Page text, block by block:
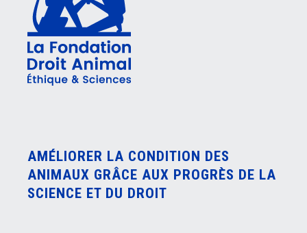
AMÉLIORER LA CONDITION DES
ANIMAUX GRÂCE AUX PROGRÈS DE LA
SCIENCE ET DU DROIT